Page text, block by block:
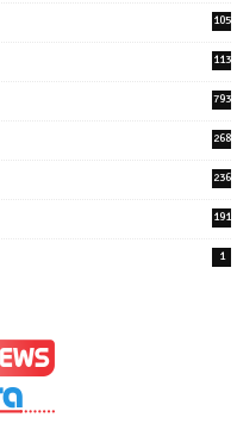
105
113
793
268
236
191
1